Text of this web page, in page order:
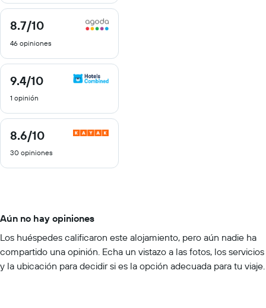
8.7/10
8.7
10
46 opiniones
9.4/10
9.4
10
1 opinión
8.6/10
8.6
10
30 opiniones
Aún no hay opiniones
Los huéspedes calificaron este alojamiento, pero aún nadie ha
compartido una opinión. Echa un vistazo a las fotos, los servicios
y la ubicación para decidir si es la opción adecuada para tu viaje.